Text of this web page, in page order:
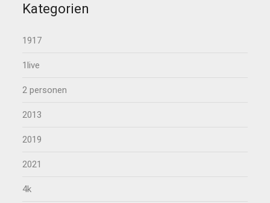
Kategorien
1917
1live
2 personen
2013
2019
2021
4k